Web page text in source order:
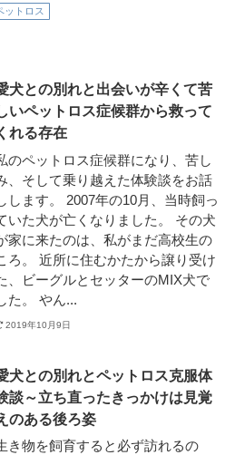
ットロス
犬との別れと出会いが辛くて苦
いペットロス症候群から救って
れる存在
のペットロス症候群になり、苦し
、そして乗り越えた体験談をお話
します。 2007年の10月、当時飼っ
いた犬が亡くなりました。 その犬
家に来たのは、私がまだ高校生の
ろ。 近所に住むかたから譲り受け
、ビーグルとセッターのMIX犬で
た。 やん...
2019年10月9日
犬との別れとペットロス克服体
談～立ち直ったきっかけは見覚
のある後ろ姿
き物を飼育すると必ず訪れるの